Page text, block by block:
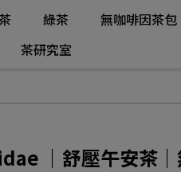
綠茶 無咖啡因茶包
茶研究室
｜舒壓午安茶